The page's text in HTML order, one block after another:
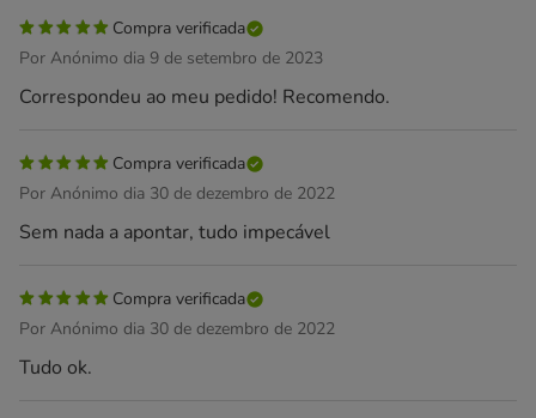
Compra verificada
Por Anónimo dia 9 de setembro de 2023
Correspondeu ao meu pedido! Recomendo.
Compra verificada
Por Anónimo dia 30 de dezembro de 2022
Sem nada a apontar, tudo impecável
Compra verificada
Por Anónimo dia 30 de dezembro de 2022
Tudo ok.